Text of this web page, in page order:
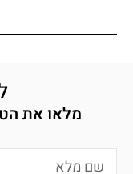
מלאו את